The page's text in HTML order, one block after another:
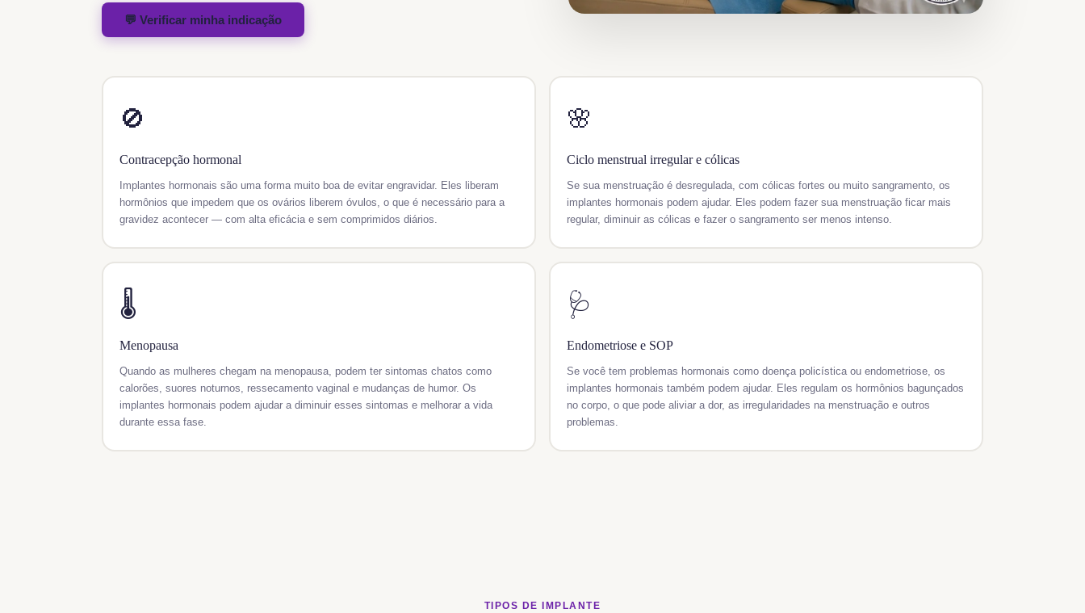
💬 Verificar minha indicação
🚫
Contracepção hormonal
Implantes hormonais são uma forma muito boa de evitar engravidar. Eles liberam
hormônios que impedem que os ovários liberem óvulos, o que é necessário para a
gravidez acontecer — com alta eficácia e sem comprimidos diários.
🌸
Ciclo menstrual irregular e cólicas
Se sua menstruação é desregulada, com cólicas fortes ou muito sangramento, os
implantes hormonais podem ajudar. Eles podem fazer sua menstruação ficar mais
regular, diminuir as cólicas e fazer o sangramento ser menos intenso.
🌡️
Menopausa
Quando as mulheres chegam na menopausa, podem ter sintomas chatos como
calorões, suores noturnos, ressecamento vaginal e mudanças de humor. Os
implantes hormonais podem ajudar a diminuir esses sintomas e melhorar a vida
durante essa fase.
🩺
Endometriose e SOP
Se você tem problemas hormonais como doença policística ou endometriose, os
implantes hormonais também podem ajudar. Eles regulam os hormônios bagunçados
no corpo, o que pode aliviar a dor, as irregularidades na menstruação e outros
problemas.
TIPOS DE IMPLANTE